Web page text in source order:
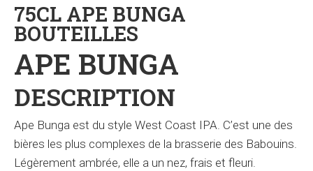
75CL APE BUNGA
BOUTEILLES
APE BUNGA
DESCRIPTION
Ape Bunga est du style West Coast IPA. C’est une des
bières les plus complexes de la brasserie des Babouins.
Légèrement ambrée, elle a un nez, frais et fleuri.